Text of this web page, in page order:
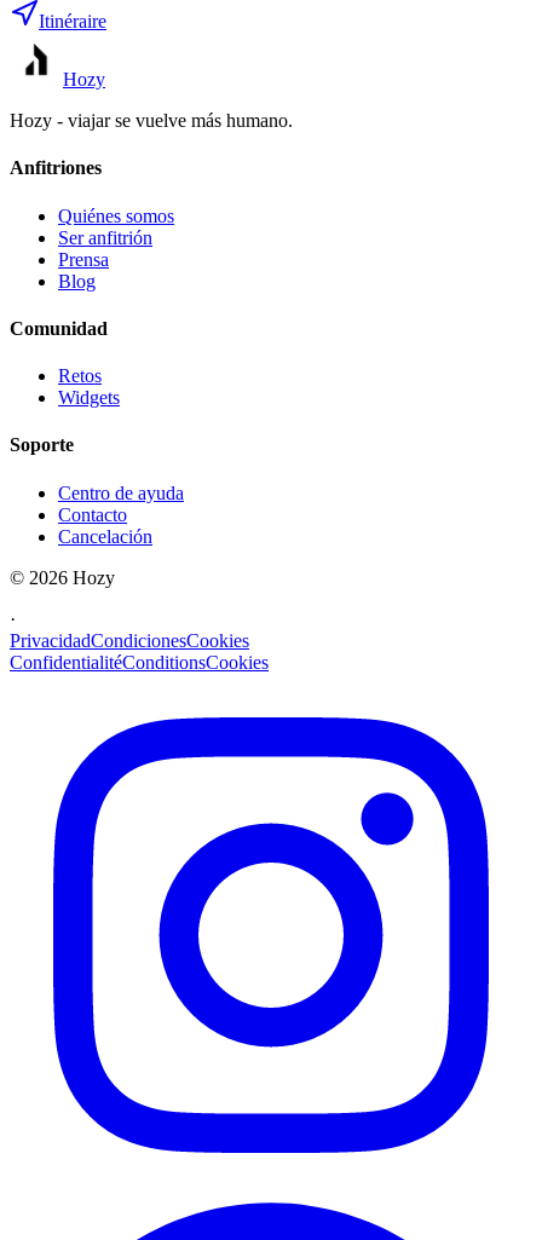
Itinéraire
Hozy
Hozy - viajar se vuelve más humano.
Anfitriones
Quiénes somos
Ser anfitrión
Prensa
Blog
Comunidad
Retos
Widgets
Soporte
Centro de ayuda
Contacto
Cancelación
© 2026 Hozy
·
PrivacidadCondicionesCookies
ConfidentialitéConditionsCookies